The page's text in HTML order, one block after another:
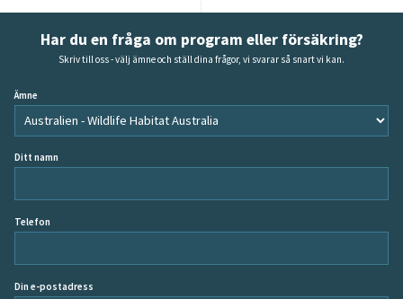
Har du en fråga om program eller försäkring?
Skriv till oss - välj ämne och ställ dina frågor, vi svarar så snart vi kan.
Ämne
Ditt namn
Telefon
Din e-postadress